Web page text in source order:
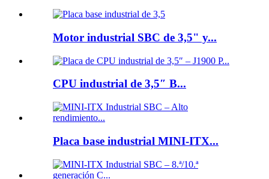
Motor industrial SBC de 3,5" y...
CPU industrial de 3,5″ B...
Placa base industrial MINI-ITX...